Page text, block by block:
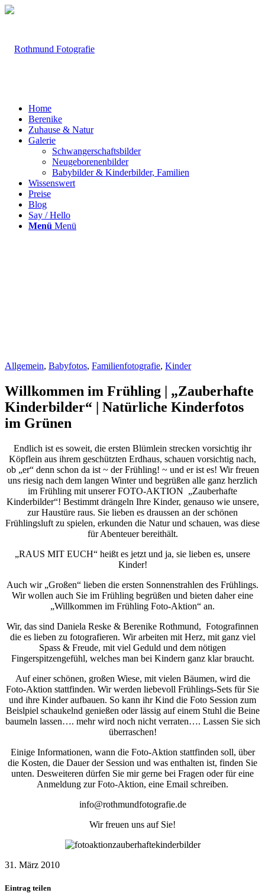
Home
Berenike
Zuhause & Natur
Galerie
Schwangerschaftsbilder
Neugeborenenbilder
Babybilder & Kinderbilder, Familien
Wissenswert
Preise
Blog
Say / Hello
Menü Menü
Allgemein, Babyfotos, Familienfotografie, Kinder
Willkommen im Frühling | „Zauberhafte
Kinderbilder“ | Natürliche Kinderfotos
im Grünen
Endlich ist es soweit, die ersten Blümlein strecken vorsichtig ihr
Köpflein aus ihrem geschützten Erdhaus, schauen vorsichtig nach,
ob „er“ denn schon da ist ~ der Frühling! ~ und er ist es! Wir freuen
uns riesig nach dem langen Winter und begrüßen alle ganz herzlich
im Frühling mit unserer FOTO-AKTION „Zauberhafte
Kinderbilder“! Bestimmt drängeln Ihre Kinder, genauso wie unsere,
zur Haustüre raus. Sie lieben es draussen an der schönen
Frühlingsluft zu spielen, erkunden die Natur und schauen, was diese
für Abenteuer bereithält.
„RAUS MIT EUCH“ heißt es jetzt und ja, sie lieben es, unsere
Kinder!
Auch wir „Großen“ lieben die ersten Sonnenstrahlen des Frühlings.
Wir wollen auch Sie im Frühling begrüßen und bieten daher eine
„Willkommen im Frühling Foto-Aktion“ an.
Wir, das sind Daniela Reske & Berenike Rothmund, Fotografinnen
die es lieben zu fotografieren. Wir arbeiten mit Herz, mit ganz viel
Spass & Freude, mit viel Geduld und dem nötigen
Fingerspitzengefühl, welches man bei Kindern ganz klar braucht.
Auf einer schönen, großen Wiese, mit vielen Bäumen, wird die
Foto-Aktion stattfinden. Wir werden liebevoll Frühlings-Sets für Sie
und ihre Kinder aufbauen. So kann ihr Kind die Foto Session zum
Beislpiel schaukelnd genießen oder lässig auf einem Stuhl die Beine
baumeln lassen…. mehr wird noch nicht verraten…. Lassen Sie sich
überraschen!
Einige Informationen, wann die Foto-Aktion stattfinden soll, über
die Kosten, die Dauer der Session und was enthalten ist, finden Sie
unten. Desweiteren dürfen Sie mir gerne bei Fragen oder für eine
Anmeldung zur Foto-Aktion, eine Email schreiben.
info@rothmundfotografie.de
Wir freuen uns auf Sie!
31. März 2010
Eintrag teilen